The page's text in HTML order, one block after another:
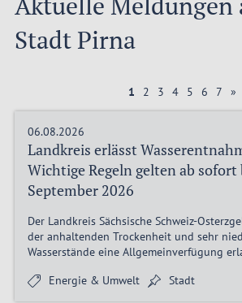
Stadt Pirna
1 2 3 4 5 6 7 »
06.08.2026
Landkreis erlässt
Wichtige Regeln gelten ab sofort
September 2026
Der Landkreis Sächsische
der anhaltenden Trockenheit und sehr
Wasserstände eine Allgemeinverfügung
Energie & Umwelt
Stadt